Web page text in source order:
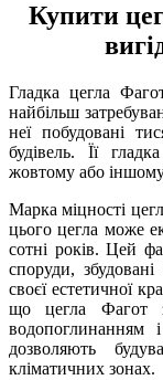
Купити
Гладка цегла
найбільш
неї побудовані
будівель. Її
жовтому або іншому
Марка міцності
цього цегла може
сотні років. Цей
споруди,
своєї естетичної
що цегла Фагот
водопоглинанням
дозволяють
кліматичних зонах.